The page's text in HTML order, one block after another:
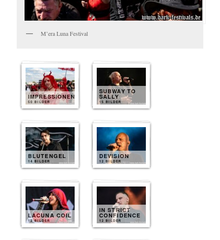
M’era Luna Festival
IMPRESSIONEN
50 BILDER
SUBWAY TO
SALLY
15 BILDER
BLUTENGEL
14 BILDER
DEVISION
12 BILDER
LACUNA COIL
12 BILDER
IN STRICT
CONFIDENCE
12 BILDER